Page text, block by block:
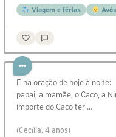
Viagem e férias Avós
E na oração de hoje à noite:
papai, a mamãe, o Caco, a
importe do Caco ter …
(Cecília, 4 anos)